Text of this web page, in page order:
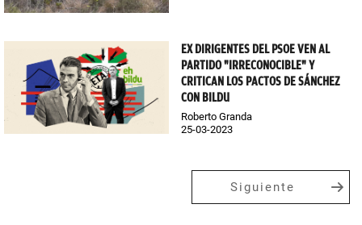
EX DIRIGENTES DEL PSOE VEN AL
PARTIDO "IRRECONOCIBLE" Y
CRITICAN LOS PACTOS DE SÁNCHEZ
CON BILDU
Roberto Granda
25-03-2023
Siguiente